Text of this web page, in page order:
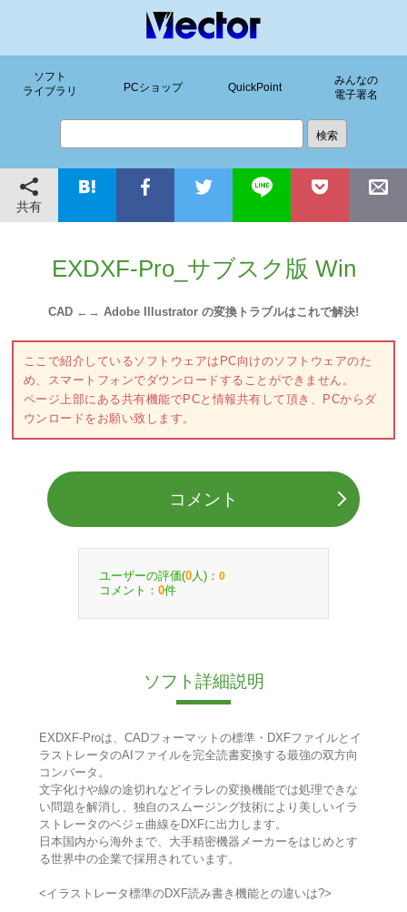
ソフト
ライブラリ
PCショップ QuickPoint
みんなの
電子署名
共有
EXDXF-Pro_サブスク版 Win
CAD ←→ Adobe Illustrator の変換トラブルはこれで解決!
ここで紹介しているソフトウェアはPC向けのソフトウェアのた
め、スマートフォンでダウンロードすることができません。
ページ上部にある共有機能でPCと情報共有して頂き、PCからダ
ウンロードをお願い致します。
コメント
ユーザーの評価(0 人)： 0
コメント： 0件
ソフト詳細説明
EXDXF-Proは、CADフォーマットの標準・DXFファイルとイ
ラストレータのAIファイルを完全読書変換する最強の双方向
コンバータ。
文字化けや線の途切れなどイラレの変換機能では処理できな
い問題を解消し、独自のスムージング技術により美しいイラ
ストレータのベジェ曲線をDXFに出力します。
日本国内から海外まで、大手精密機器メーカーをはじめとす
る世界中の企業で採用されています。
<イラストレータ標準のDXF読み書き機能との違いは?>